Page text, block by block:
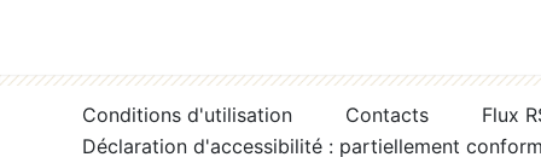
Conditions d'utilisation Contacts
Flux
Déclaration d'accessibilité : partiellement